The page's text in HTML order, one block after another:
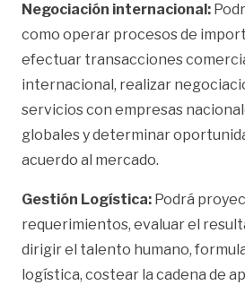
Negociación internacional:
como operar procesos de
efectuar transacciones
internacional, realizar
servicios con empresas
globales y determinar
acuerdo al mercado.
Gestión Logística: Podrá
requerimientos, evaluar el
dirigir el talento humano,
logística, costear la cadena de